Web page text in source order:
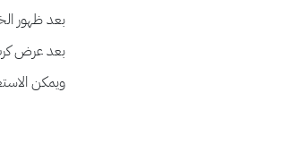
بعد ظهور
بعد عرض
ويمكن